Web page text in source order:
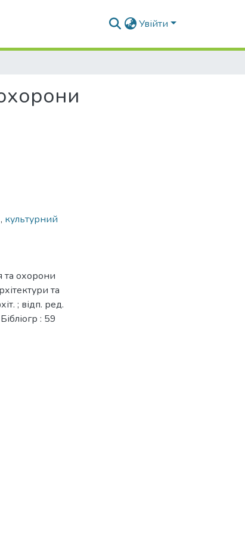
Увійти
, культурний
та охорони
та
; відп. ред.
: 59